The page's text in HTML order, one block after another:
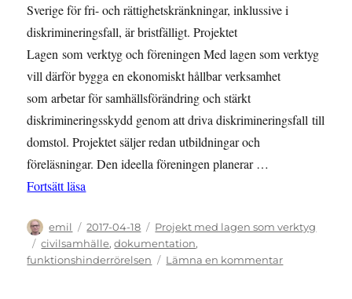
Sverige för fri- och rättighetskränkningar, inklussive i
diskrimineringsfall, är bristfälligt. Projektet
Lagen som verktyg och föreningen Med lagen som verktyg
vill därför bygga en ekonomiskt hållbar verksamhet
som arbetar för samhällsförändring och stärkt
diskrimineringsskydd genom att driva diskrimineringsfall till
domstol. Projektet säljer redan utbildningar och
föreläsningar. Den ideella föreningen planerar …
Fortsätt läsa
Författare
emil
Publicerat
den
2017-04-18 Kategorier
Projekt med lagen som verktyg
Etiketter
civilsamhälle,dokumentation,
funktionshinderrörelsen
Lämna en kommentartill